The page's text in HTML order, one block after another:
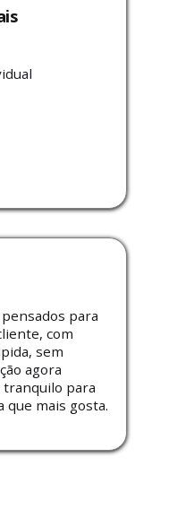
​​para
com
sem
agora
para
que mais gosta.